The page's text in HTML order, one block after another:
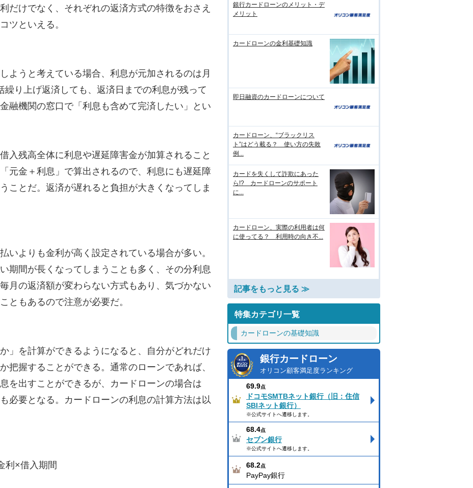
だけでなく、それぞれの返済方式の特徴をおさえ
ツといえる。
ようと考えている場合、利息が元加されるのは月
繰り上げ返済しても、返済日までの利息が残って
融機関の窓口で「利息も含めて完済したい」とい
入残高全体に利息や遅延障害金が加算されること
元金＋利息」で算出されるので、利息にも遅延障
ことだ。返済が遅れると負担が大きくなってしま
いよりも金利が高く設定されている場合が多い。
期間が長くなってしまうことも多く、その分利息
月の返済額が変わらない方式もあり、気づかない
ともあるので注意が必要だ。
」を計算ができるようになると、自分がどれだけ
把握することができる。通常のローンであれば、
を出すことができるが、カードローンの場合は
必要となる。カードローンの利息の計算方法は以
利×借入期間
銀行カードローンのメリット・デ
メリット
カードローンの金利基礎知識
即日融資のカードローンについて
カードローン、“ブラックリス
ト”はどう載る？ 使い方の失敗
例...
カードを失くして詐欺にあった
ら!? カードローンのサポート
に...
カードローン、実際の利用者は何
に使ってる？ 利用時の向き不...
記事をもっと見る ≫
特集カテゴリ一覧
カードローンの基礎知識
銀行カードローン
オリコン顧客満足度ランキング
69.9点
ドコモSMTBネット銀行（旧：住信
SBIネット銀行）
※公式サイトへ遷移します。
68.4点
セブン銀行
※公式サイトへ遷移します。
68.2点
PayPay銀行